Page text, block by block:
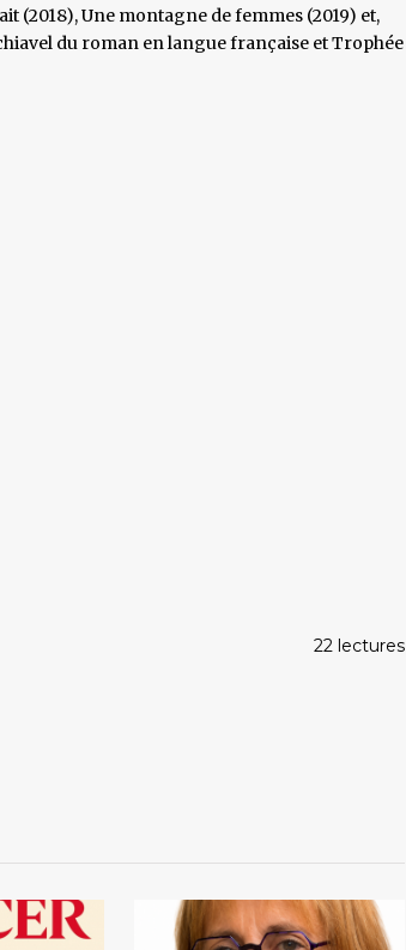
(2018), Une montagne de femmes (2019) et,
du roman en langue française et Trophée
22 lectures